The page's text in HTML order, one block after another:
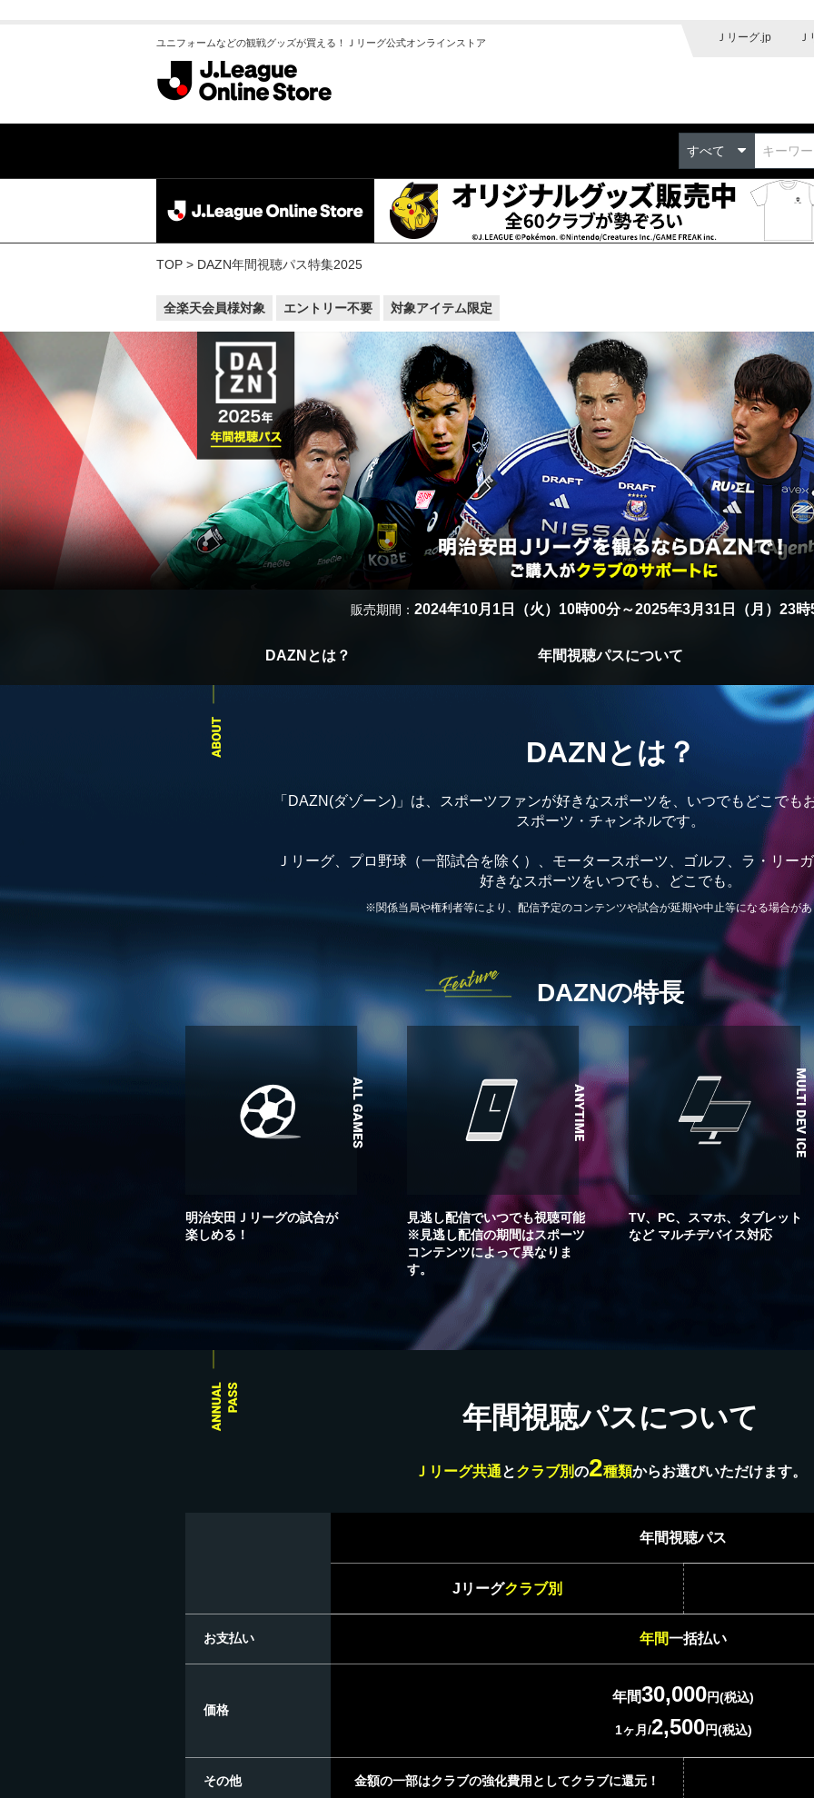
ユニフォームなどの観戦グッズが買える！Ｊリーグ公式オンラインストア Ｊリーグ.jp
すべて
TOP DAZN年間視聴パス特集2025
全楽天会員様対象 エントリー不要 対象アイテム限定
販売期間： 2024年10月1日（火）10時00分～2025年3月31日（月）23時
DAZNとは？ 年間視聴パスについて
DAZNとは？
「DAZN(ダゾーン)」は、スポーツファンが好きなスポーツを、いつでもどこでも
スポーツ・チャンネルです。
Ｊリーグ、プロ野球（一部試合を除く）、モータースポーツ、ゴルフ、ラ・リー
好きなスポーツをいつでも、どこでも。
※関係当局や権利者等により、配信予定のコンテンツや試合が延期や中止等になる場合が
DAZNの特長
明治安田Ｊリーグの試合が
楽しめる！
見逃し配信でいつでも視聴可能
※見逃し配信の期間はスポーツ
コンテンツによって異なりま
す。
TV、PC、スマホ、タブレット
など マルチデバイス対応
年間視聴パスについて
Ｊリーグ共通とクラブ別の2種類からお選びいただけます。
年間視聴パス
Jリーグクラブ別
お支払い 年間一括払い
価格
年間30,000円(税込)
1ヶ月/2,500円(税込)
その他 金額の一部はクラブの強化費用としてクラブに還元！